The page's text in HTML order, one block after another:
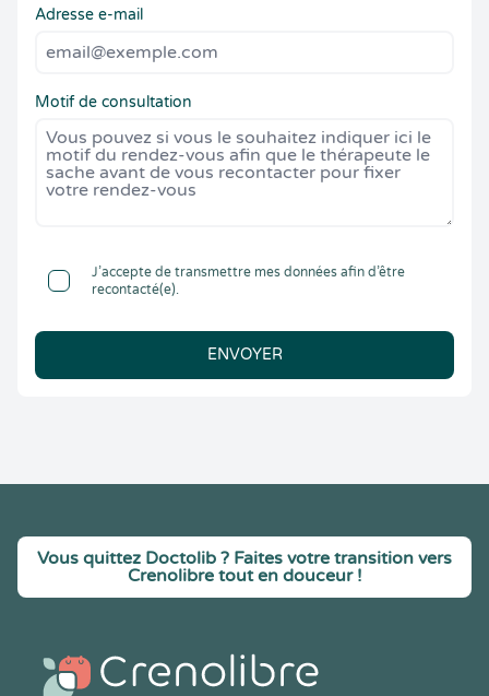
Adresse e-mail
Motif de consultation
J’accepte de transmettre mes données afin d’être
recontacté(e).
ENVOYER
Vous quittez Doctolib ? Faites votre transition vers
Crenolibre tout en douceur !